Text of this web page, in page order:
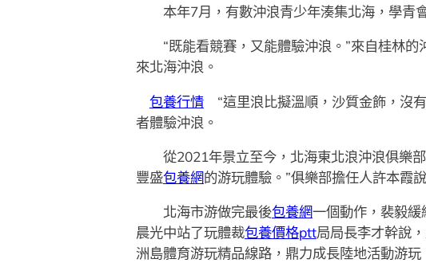
本年7月，有數沖浪青少年湊集北海，學青
“既能看競賽，又能體驗沖浪。”來自桂林的
來北海沖浪。
包養行情“這里浪比擬溫順，沙質金飾，沒
者體驗沖浪。
從2021年景立至今，北海東北浪沖浪俱樂部
豐盛包養網的游玩體驗。”俱樂部擔任人許本霞
北海市游做完最後包養網一個動作，裴毅緩
晨光中站了玩體裁包養價格ptt局局長李才幹說
洲島體育游玩精品線路，鼎力成長陸地活動游